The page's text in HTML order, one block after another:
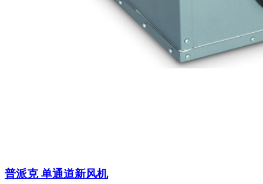
普派克 单通道新风机